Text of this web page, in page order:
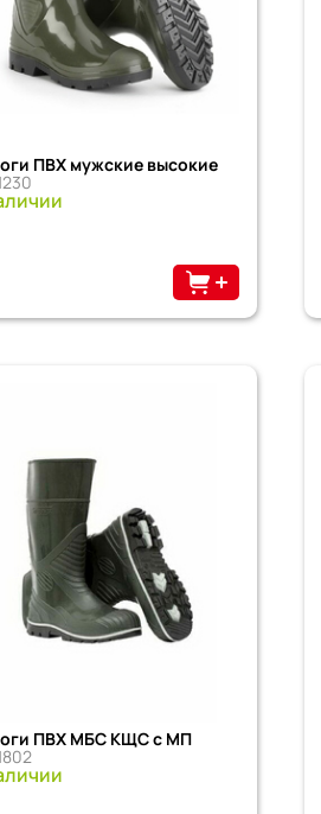
ПВХ мужские высокие
ПВХ МБС КЩС с МП